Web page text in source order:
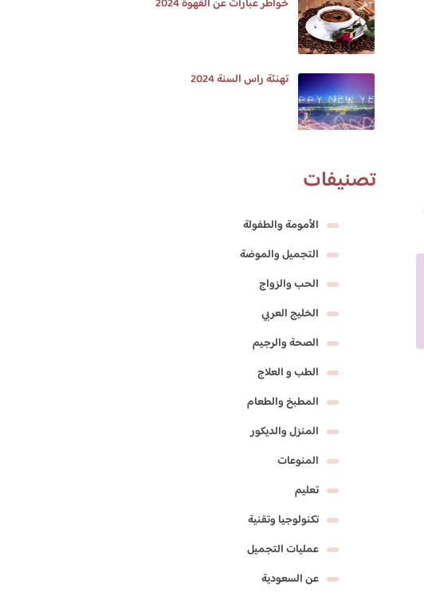
خواطر عبارات عن القهوة 2024
تهنئة راس السنة 2024
تصنيفات
الأمومة والطفولة
التجميل والموضة
الحب والزواج
الخليج العربي
الصحة والرجيم
الطب و العلاج
المطبخ والطعام
المنزل والديكور
المنوعات
تعليم
تكنولوجيا وتقنية
عمليات التجميل
عن السعودية